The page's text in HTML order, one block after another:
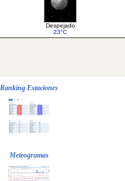
Despejado
23°C
Ranking Estaciones
Meteogramas